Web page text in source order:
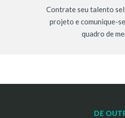
Contrate seu talento
projeto e comunique-
quadro de
DE